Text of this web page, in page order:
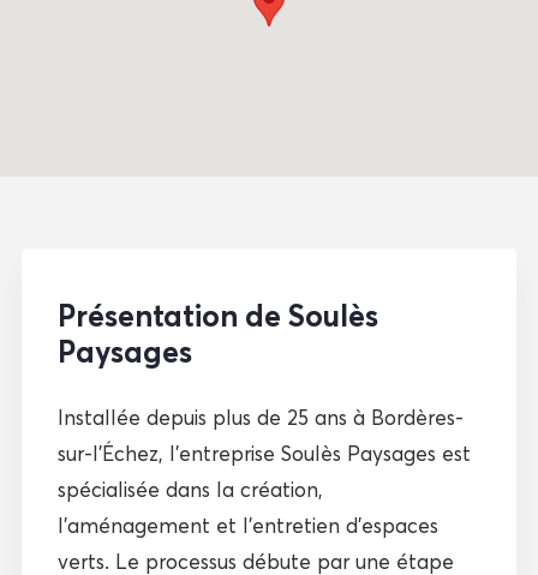
Présentation de Soulès
Paysages
Installée depuis plus de 25 ans à Bordères-
sur-l’Échez, l’entreprise Soulès Paysages est
spécialisée dans la création,
l’aménagement et l’entretien d’espaces
verts. Le processus débute par une étape